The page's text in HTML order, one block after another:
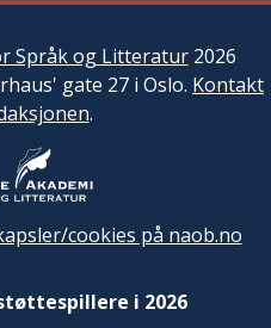
Språk og Litteratur2026
gate 27 i Oslo. Kontakt
.
cookies på naob.no
i 2026